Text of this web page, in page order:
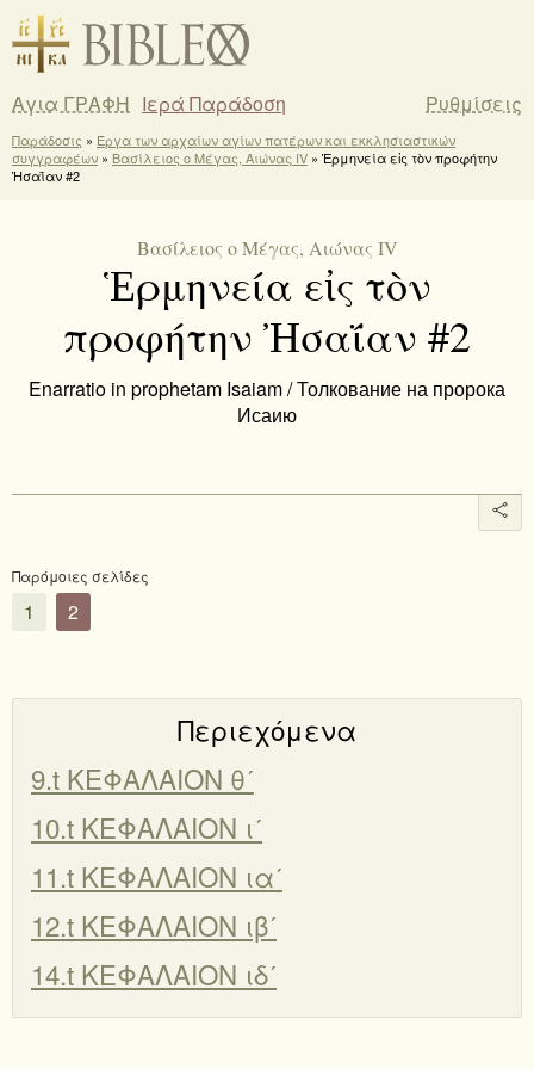
Αγια ΓΡΑΦΗ Ιερά Παράδοση Ρυθμίσεις
Παράδοσις » Έργα των αρχαίων αγίων πατέρων και εκκλησιαστικών
συγγραφέων » Βασίλειος ο Μέγας, Αιώνας IV » Ἑρμηνεία εἰς τὸν προφήτην
Ἠσαΐαν #2
Βασίλειος ο Μέγας, Αιώνας IV
Ἑρμηνεία εἰς τὸν
προφήτην Ἠσαΐαν #2
Enarratio in prophetam Isaiam / Толкование на пророка
Исаию
Παρόμοιες σελίδες
1 2
Περιεχόμενα
9.t ΚΕΦΑΛΑΙΟΝ θʹ
10.t ΚΕΦΑΛΑΙΟΝ ιʹ
11.t ΚΕΦΑΛΑΙΟΝ ιαʹ
12.t ΚΕΦΑΛΑΙΟΝ ιβʹ
14.t ΚΕΦΑΛΑΙΟΝ ιδʹ